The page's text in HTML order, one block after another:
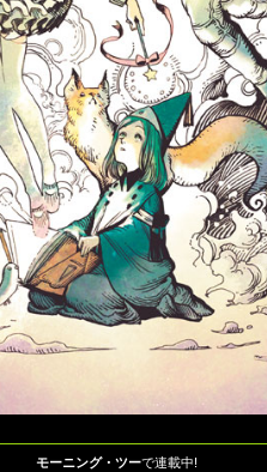
モーニング・ツーで連載中!